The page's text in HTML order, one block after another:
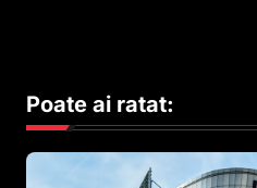
Poate ai ratat: